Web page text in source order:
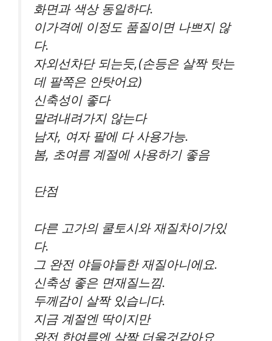
화면과 색상 동일하다.
이가격에 이정도 품질이면 나쁘지 않
다.
자외선차단 되는듯,(손등은 살짝 탓는
데 팔쪽은 안탓어요)
신축성이 좋다
말려내려가지 않는다
남자, 여자 팔에 다 사용가능.
봄, 초여름 계절에 사용하기 좋음
단점
다른 고가의 쿨토시와 재질차이가있
다.
그 완전 야들야들한 재질아니에요.
신축성 좋은 면재질느낌.
두께감이 살짝 있습니다.
지금 계절엔 딱이지만
완전 한여름엔 살짝 더울것같아요